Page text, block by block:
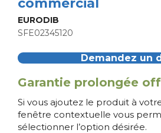
commercial
EURODIB
SFE02345120
Demandez un
Garantie prolongée
Si vous ajoutez le produit à
fenêtre contextuelle vous
sélectionner l’option désirée.